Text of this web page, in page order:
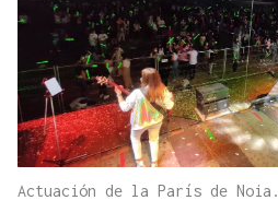
Actuación de la París de Noia.